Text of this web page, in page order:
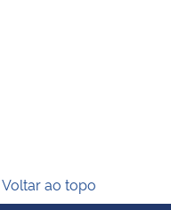
Voltar ao topo